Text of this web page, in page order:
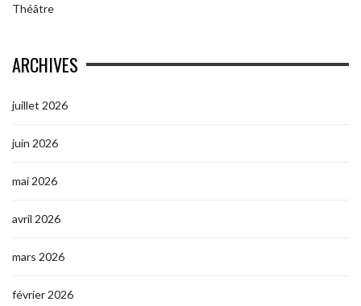
Théâtre
ARCHIVES
juillet 2026
juin 2026
mai 2026
avril 2026
mars 2026
février 2026